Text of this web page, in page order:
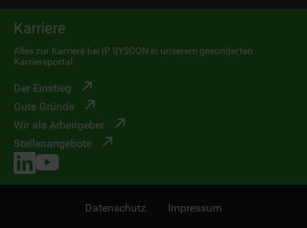
Karriere
Alles zur Karriere bei IP SYSCON in unserem gesonderten
Karriereportal.
Der Einstieg
Gute Gründe
Wir als Arbeitgeber
Stellenangebote
Datenschutz Impressum